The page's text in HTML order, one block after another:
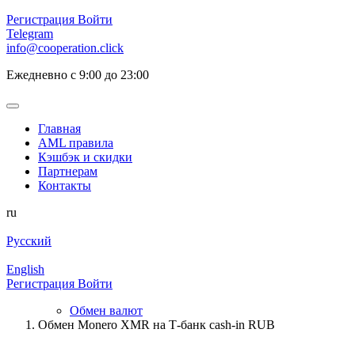
Регистрация Войти
Telegram
info@cooperation.click
Ежедневно с 9:00 до 23:00
Главная
AML правила
Кэшбэк и cкидки
Партнерам
Контакты
ru
Русский
English
Регистрация Войти
Обмен валют
Обмен Monero XMR на Т-банк cash-in RUB